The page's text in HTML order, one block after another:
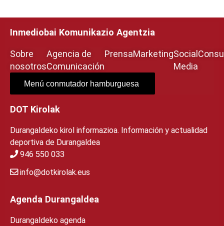
Inmediobai Komunikazio Agentzia
Sobre
nosotros
Agencia de
Comunicación
PrensaMarketingSocial
Media
Menú conmutador hamburguesa
DOT Kirolak
Durangaldeko kirol informazioa. Información y actualidad
deportiva de Durangaldea
946 550 033
info@dotkirolak.eus
Agenda Durangaldea
Durangaldeko agenda